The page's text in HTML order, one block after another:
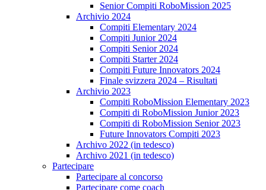
Senior Compiti RoboMission 2025
Archivio 2024
Compiti Elementary 2024
Compiti Junior 2024
Compiti Senior 2024
Compiti Starter 2024
Compiti Future Innovators 2024
Finale svizzera 2024 – Risultati
Archivio 2023
Compiti RoboMission Elementary 2023
Compiti di RoboMission Junior 2023
Compiti di RoboMission Senior 2023
Future Innovators Compiti 2023
Archivo 2022 (in tedesco)
Archivo 2021 (in tedesco)
Partecipare
Partecipare al concorso
Partecipare come coach